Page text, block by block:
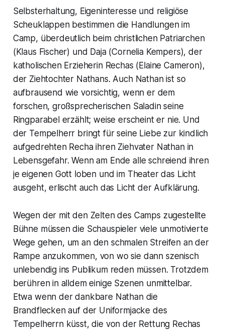
Selbsterhaltung, Eigeninteresse und religiöse
Scheuklappen bestimmen die Handlungen im
Camp, überdeutlich beim christlichen Patriarchen
(Klaus Fischer) und Daja (Cornelia Kempers), der
katholischen Erzieherin Rechas (Elaine Cameron),
der Ziehtochter Nathans. Auch Nathan ist so
aufbrausend wie vorsichtig, wenn er dem
forschen, großsprecherischen Saladin seine
Ringparabel erzählt; weise erscheint er nie. Und
der Tempelherr bringt für seine Liebe zur kindlich
aufgedrehten Recha ihren Ziehvater Nathan in
Lebensgefahr. Wenn am Ende alle schreiend ihren
je eigenen Gott loben und im Theater das Licht
ausgeht, erlischt auch das Licht der Aufklärung.
Wegen der mit den Zelten des Camps zugestellte
Bühne müssen die Schauspieler viele unmotivierte
Wege gehen, um an den schmalen Streifen an der
Rampe anzukommen, von wo sie dann szenisch
unlebendig ins Publikum reden müssen. Trotzdem
berühren in alldem einige Szenen unmittelbar.
Etwa wenn der dankbare Nathan die
Brandflecken auf der Uniformjacke des
Tempelherrn küsst, die von der Rettung Rechas